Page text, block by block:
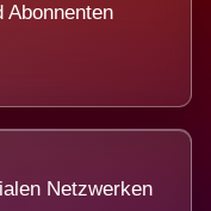
Abonnenten
Netzwerken